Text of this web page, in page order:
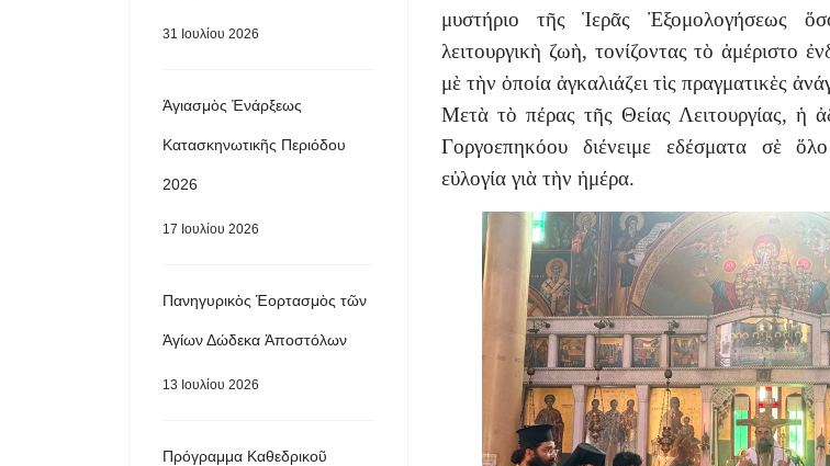
31 Ιουλίου 2026
Ἁγιασμὸς Ἐνάρξεως
Κατασκηνωτικῆς Περιόδου
2026
17 Ιουλίου 2026
Πανηγυρικὸς Ἑορτασμὸς τῶν
Ἁγίων Δώδεκα Ἀποστόλων
13 Ιουλίου 2026
Πρόγραμμα Καθεδρικοῦ
μυστήριο τῆς Ἱερᾶς Ἐξομολογήσεως
λειτουργικὴ ζωὴ, τονίζοντας τὸ ἀμέριστο
μὲ τὴν ὁποία ἀγκαλιάζει τὶς πραγματικὲς
Μετὰ τὸ πέρας τῆς Θείας Λειτουργίας, ἡ
Γοργοεπηκόου διένειμε εδέσματα σὲ
εὐλογία γιὰ τὴν ἡμέρα.